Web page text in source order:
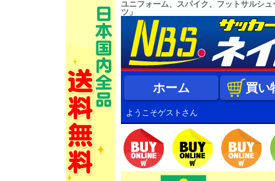
ユニフォーム、スパイク、フットサルシ
ツ」
ホーム 買い
ようこそゲストさん